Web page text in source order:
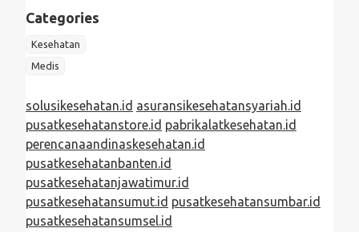
Categories
Kesehatan
Medis
solusikesehatan.id asuransikesehatansyariah.id
pusatkesehatanstore.id pabrikalatkesehatan.id
perencanaandinaskesehatan.id
pusatkesehatanbanten.id
pusatkesehatanjawatimur.id
pusatkesehatansumut.id pusatkesehatansumbar.id
pusatkesehatansumsel.id